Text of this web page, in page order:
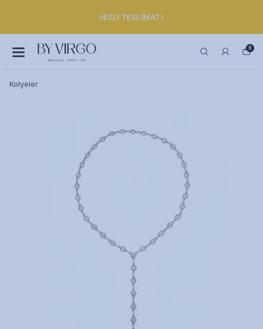
HIZLI TESLIMAT!
0
Kolyeler